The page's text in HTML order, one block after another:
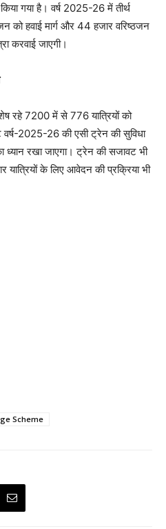
गया है। वर्ष 2025-26 में तीर्थ
को हवाई मार्ग और 44 हजार वरिष्ठजन
करवाई जाएगी।
रहे 7200 में से 776 यात्रियों को
2025-26 की एसी ट्रेन की सुविधा
ध्यान रखा जाएगा। ट्रेन की सजावट भी
के लिए आवेदन की प्रक्रिया भी
Scheme